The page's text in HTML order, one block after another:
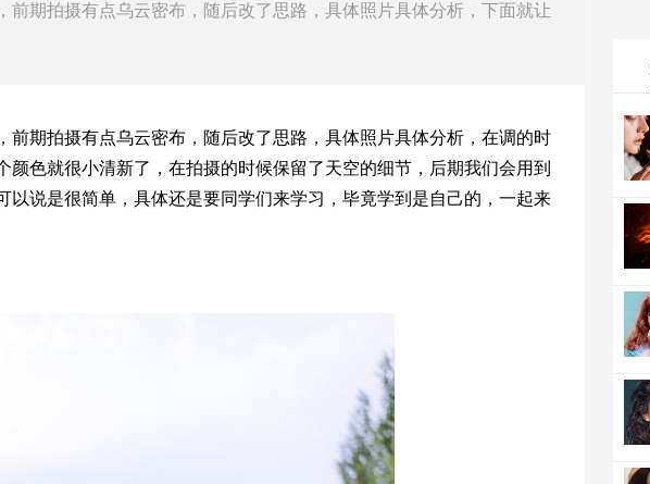
期拍摄有点乌云密布，随后改了思路，具体照片具体分析，下面就让
期拍摄有点乌云密布，随后改了思路，具体照片具体分析，在调的时
色就很小清新了，在拍摄的时候保留了天空的细节，后期我们会用到
说是很简单，具体还是要同学们来学习，毕竟学到是自己的，一起来